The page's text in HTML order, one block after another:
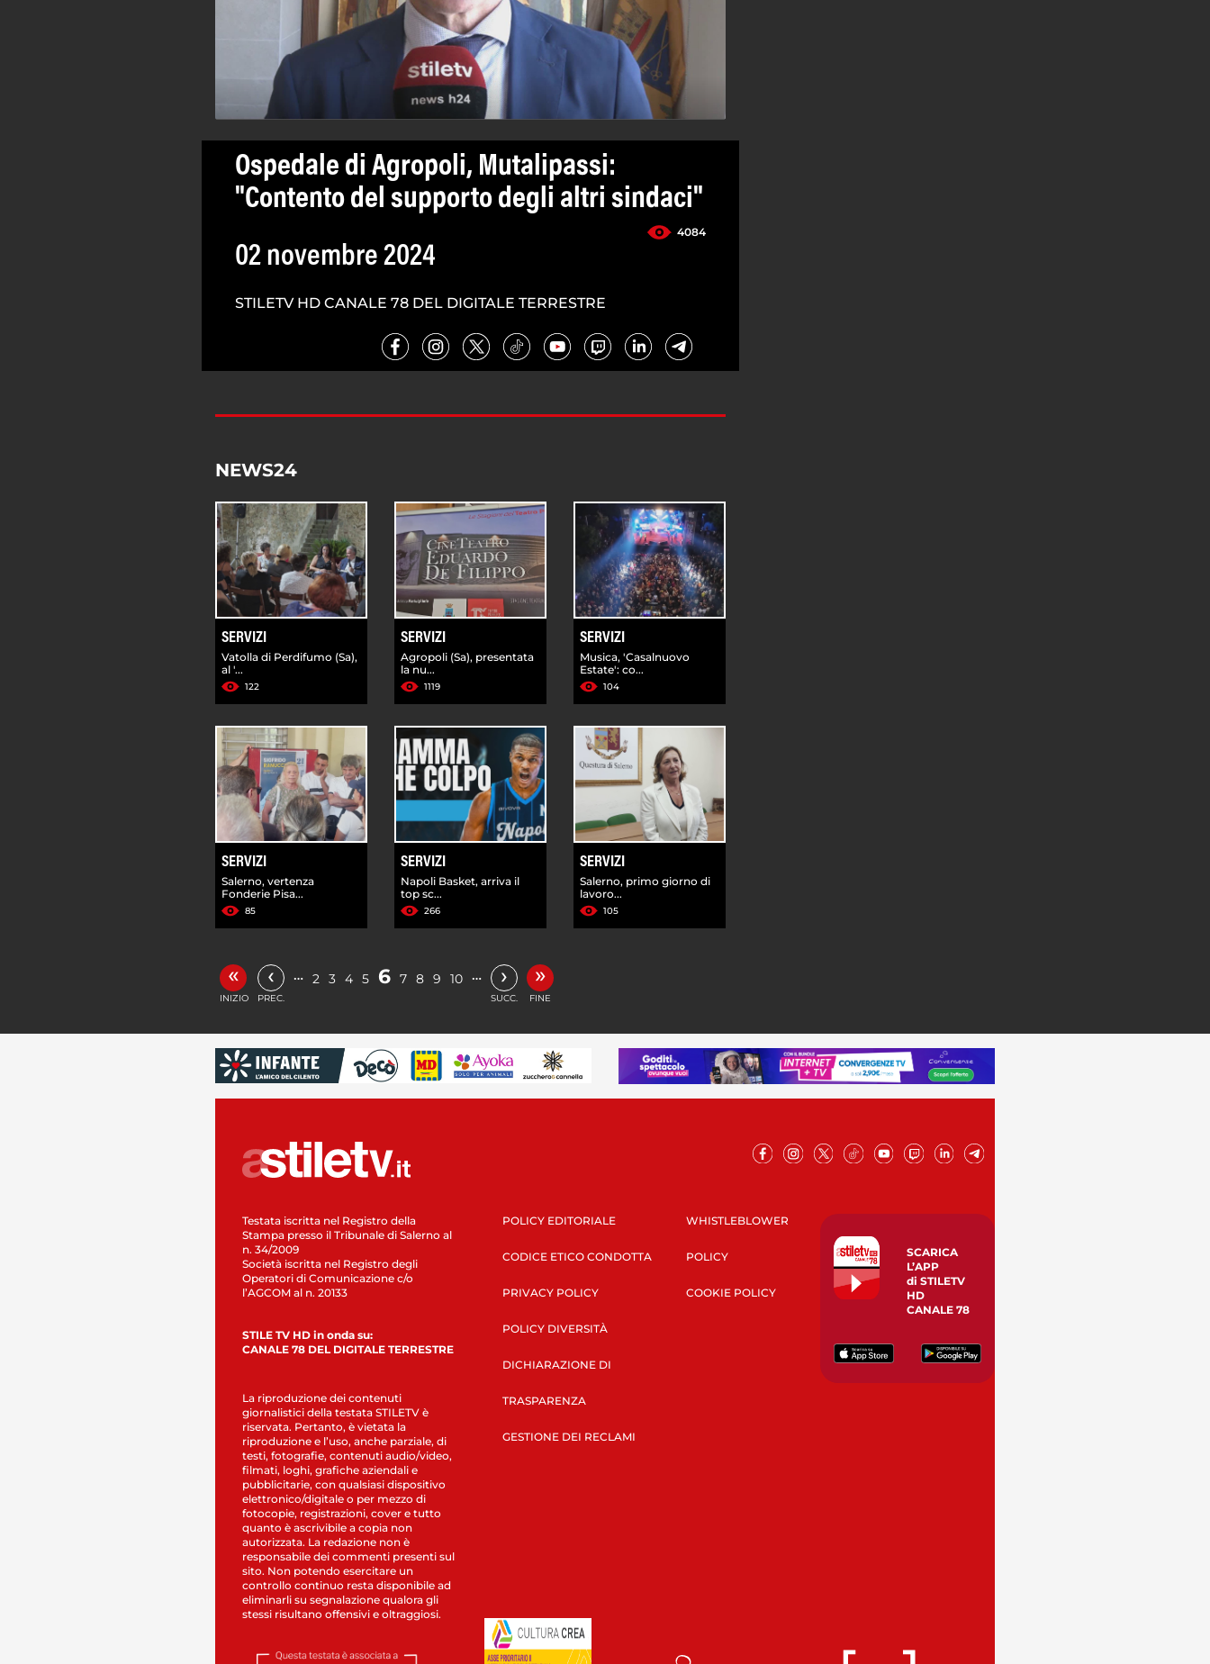
Ospedale di Agropoli, Mutalipassi:
"Contento del supporto degli altri sindaci"
4084
02 novembre 2024
STILETV HD CANALE 78 DEL DIGITALE TERRESTRE
NEWS24
SERVIZI
Vatolla di Perdifumo (Sa),
al '...
122
SERVIZI
Agropoli (Sa), presentata
la nu...
1119
SERVIZI
Musica, 'Casalnuovo
Estate': co...
104
SERVIZI
Salerno, vertenza
Fonderie Pisa...
85
SERVIZI
Napoli Basket, arriva il
top sc...
266
SERVIZI
Salerno, primo giorno di
lavoro...
105
«
INIZIO
‹
PREC.
… 2 3 4 5 6 7 8 9 10 … ›
SUCC.
»
FINE
Testata iscritta nel Registro della
Stampa presso il Tribunale di Salerno al
n. 34/2009
Società iscritta nel Registro degli
Operatori di Comunicazione c/o
l’AGCOM al n. 20133
STILE TV HD in onda su:
CANALE 78 DEL DIGITALE TERRESTRE
La riproduzione dei contenuti
giornalistici della testata STILETV è
riservata. Pertanto, è vietata la
riproduzione e l’uso, anche parziale, di
testi, fotografie, contenuti audio/video,
filmati, loghi, grafiche aziendali e
pubblicitarie, con qualsiasi dispositivo
elettronico/digitale o per mezzo di
fotocopie, registrazioni, cover e tutto
quanto è ascrivibile a copia non
autorizzata. La redazione non è
responsabile dei commenti presenti sul
sito. Non potendo esercitare un
controllo continuo resta disponibile ad
eliminarli su segnalazione qualora gli
stessi risultano offensivi e oltraggiosi.
POLICY EDITORIALE
CODICE ETICO CONDOTTA
PRIVACY POLICY
POLICY DIVERSITÀ
DICHIARAZIONE DI
TRASPARENZA
GESTIONE DEI RECLAMI
WHISTLEBLOWER
POLICY
COOKIE POLICY
SCARICA
L’APP
di STILETV
HD
CANALE 78